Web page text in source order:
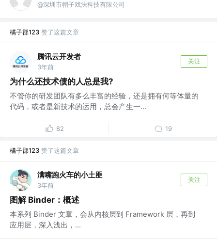
@深圳市帽子戏法科技有限公司
橘子郡123 赞了这篇文章
腾讯云开发者
3年前
关注
为什么还技术债的人总是我?
不管你的研发团队有多么丰富的经验，还是拥有何等体量的
代码，或者是新技术的运用，总会产生一...
82 19
橘子郡123 赞了这篇文章
满嘴跑火车的小土匪
3年前
关注
图解 Binder：概述
本系列 Binder 文章，会从内核层到 Framework 层，再到
应用层，深入浅出，...